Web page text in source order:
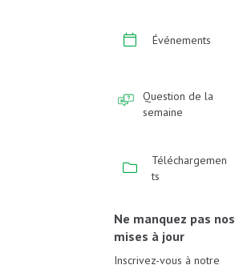
Événements
Question de la
semaine
Téléchargemen
ts
Ne manquez pas nos
mises à jour
Inscrivez-vous à notre